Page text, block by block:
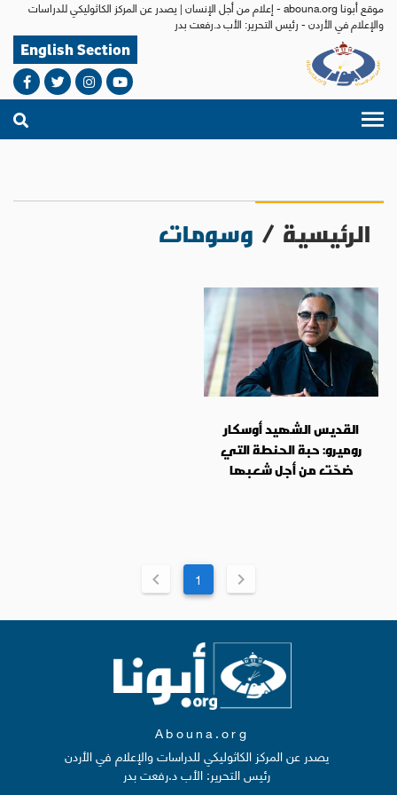
موقع أبونا abouna.org - إعلام من أجل الإنسان | يصدر عن المركز الكاثوليكي للدراسات
والإعلام في الأردن - رئيس التحرير: الأب د.رفعت بدر
English Section
الرئيسية / وسومات
القديس الشهيد أوسكار
روميرو: حبة الحنطة التي
ضحّت من أجل شعبها
1
Abouna.org
يصدر عن المركز الكاثوليكي للدراسات والإعلام في الأردن
رئيس التحرير: الأب د.رفعت بدر